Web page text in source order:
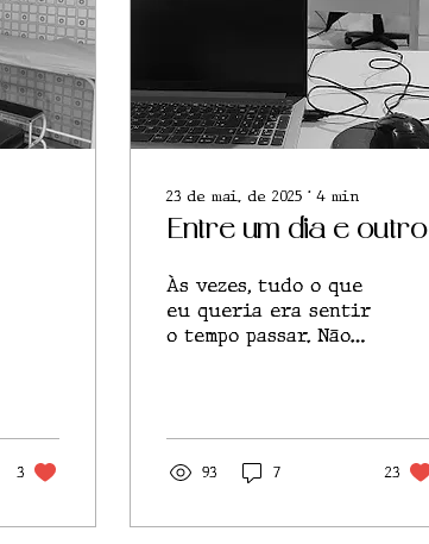
3
23 de mai. de 2025 ∙ 4 min
Entre um dia e outro
Às vezes, tudo o que
eu queria era sentir
o tempo passar. Não
estive aqui.
93 7 23